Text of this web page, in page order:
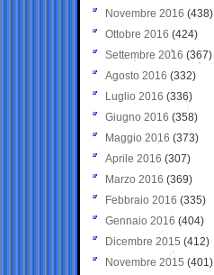
Novembre 2016 (438)
Ottobre 2016 (424)
Settembre 2016 (367)
Agosto 2016 (332)
Luglio 2016 (336)
Giugno 2016 (358)
Maggio 2016 (373)
Aprile 2016 (307)
Marzo 2016 (369)
Febbraio 2016 (335)
Gennaio 2016 (404)
Dicembre 2015 (412)
Novembre 2015 (401)